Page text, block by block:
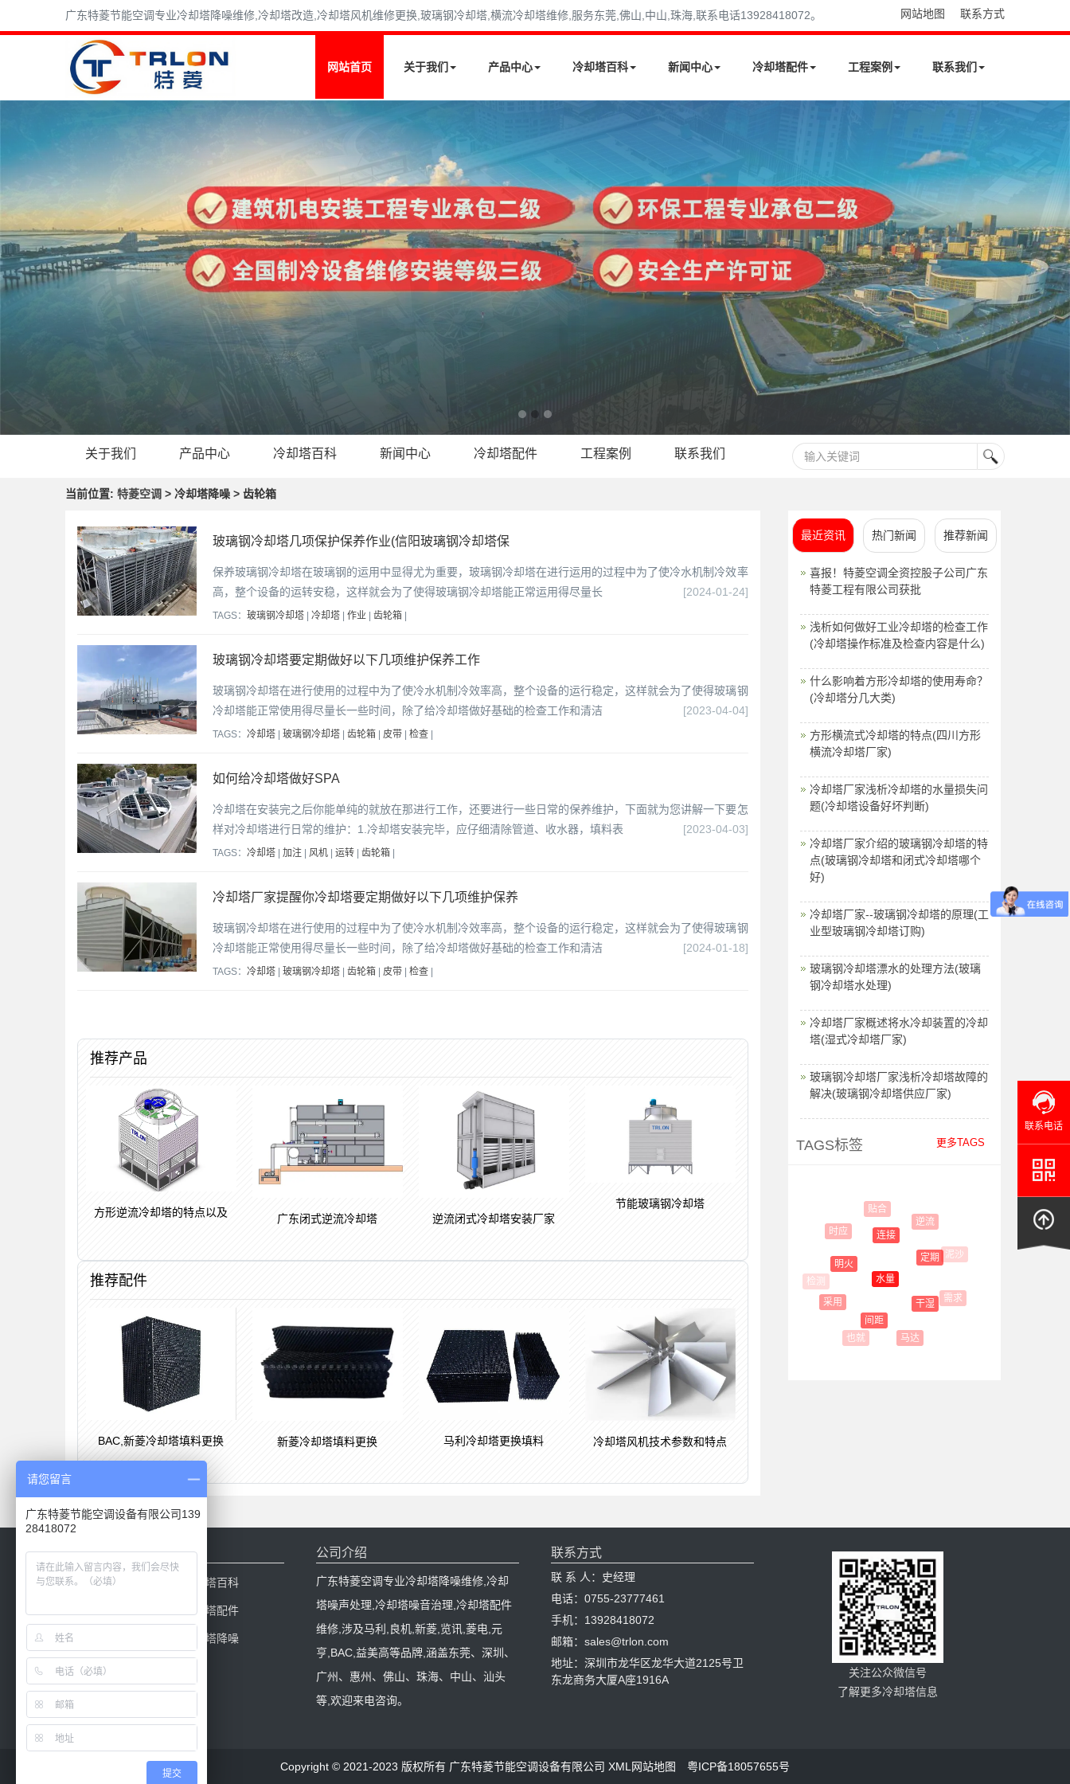
广东特菱节能空调专业冷却塔降噪维修,冷却塔改造,冷却塔风机维修更换,玻璃钢冷却塔,横流冷却塔维修,服务东莞,佛山,中山,珠海,联系电话13928418072。 网站地图 联系方式
网站首页 关于我们 产品中心 冷却塔百科 新闻中心 冷却塔配件 工程案例 联系我们
关于我们 产品中心 冷却塔百科 新闻中心 冷却塔配件 工程案例 联系我们
当前位置: 特菱空调 > 冷却塔降噪 > 齿轮箱
玻璃钢冷却塔几项保护保养作业(信阳玻璃钢冷却塔保
保养玻璃钢冷却塔在玻璃钢的运用中显得尤为重要，玻璃钢冷却塔在进行运用的过程中为了使冷水机制冷效率
高，整个设备的运转安稳，这样就会为了使得玻璃钢冷却塔能正常运用得尽量长
[2024-01-24]
TAGS： 玻璃钢冷却塔 | 冷却塔 | 作业 | 齿轮箱 |
玻璃钢冷却塔要定期做好以下几项维护保养工作
玻璃钢冷却塔在进行使用的过程中为了使冷水机制冷效率高，整个设备的运行稳定，这样就会为了使得玻璃钢
冷却塔能正常使用得尽量长一些时间，除了给冷却塔做好基础的检查工作和清洁
[2023-04-04]
TAGS： 冷却塔 | 玻璃钢冷却塔 | 齿轮箱 | 皮带 | 检查 |
如何给冷却塔做好SPA
冷却塔在安装完之后你能单纯的就放在那进行工作，还要进行一些日常的保养维护，下面就为您讲解一下要怎
样对冷却塔进行日常的维护：1.冷却塔安装完毕，应仔细清除管道、收水器，填料表
[2023-04-03]
TAGS： 冷却塔 | 加注 | 风机 | 运转 | 齿轮箱 |
冷却塔厂家提醒你冷却塔要定期做好以下几项维护保养
玻璃钢冷却塔在进行使用的过程中为了使冷水机制冷效率高，整个设备的运行稳定，这样就会为了使得玻璃钢
冷却塔能正常使用得尽量长一些时间，除了给冷却塔做好基础的检查工作和清洁
[2024-01-18]
TAGS： 冷却塔 | 玻璃钢冷却塔 | 齿轮箱 | 皮带 | 检查 |
推荐产品
方形逆流冷却塔的特点以及
广东闭式逆流冷却塔 逆流闭式冷却塔安装厂家
节能玻璃钢冷却塔
推荐配件
BAC,新菱冷却塔填料更换 新菱冷却塔填料更换 马利冷却塔更换填料 冷却塔风机技术参数和特点
最近资讯 热门新闻 推荐新闻
喜报！特菱空调全资控股子公司广东
特菱工程有限公司获批
浅析如何做好工业冷却塔的检查工作
(冷却塔操作标准及检查内容是什么)
什么影响着方形冷却塔的使用寿命？
(冷却塔分几大类)
方形横流式冷却塔的特点(四川方形
横流冷却塔厂家)
冷却塔厂家浅析冷却塔的水量损失问
题(冷却塔设备好坏判断)
冷却塔厂家介绍的玻璃钢冷却塔的特
点(玻璃钢冷却塔和闭式冷却塔哪个
好)
冷却塔厂家--玻璃钢冷却塔的原理(工
业型玻璃钢冷却塔订购)
玻璃钢冷却塔漂水的处理方法(玻璃
钢冷却塔水处理)
冷却塔厂家概述将水冷却装置的冷却
塔(湿式冷却塔厂家)
玻璃钢冷却塔厂家浅析冷却塔故障的
解决(玻璃钢冷却塔供应厂家)
TAGS标签 更多TAGS
采用
明火
时应
也就
间距
水量
连接
贴合
马达
干湿
定期
逆流
需求
泥沙
网站导航
网站首页 冷却塔百科
冷却塔配件
冷却塔降噪
工程案例
公司介绍
广东特菱空调专业冷却塔降噪维修,冷却
塔噪声处理,冷却塔噪音治理,冷却塔配件
维修,涉及马利,良机,新菱,览讯,菱电,元
亨,BAC,益美高等品牌,涵盖东莞、深圳、
广州、惠州、佛山、珠海、中山、汕头
等,欢迎来电咨询。
联系方式
联 系 人：史经理
电话：0755-23777461
手机：13928418072
邮箱：sales@trlon.com
地址：深圳市龙华区龙华大道2125号卫
东龙商务大厦A座1916A
关注公众微信号
了解更多冷却塔信息
Copyright © 2021-2023 版权所有 广东特菱节能空调设备有限公司 XML网站地图 粤ICP备18057655号
联系电话
请您留言
广东特菱节能空调设备有限公司139
28418072
提交